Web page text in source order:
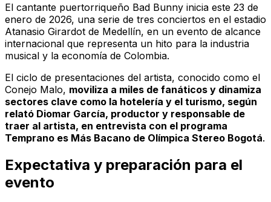
El cantante puertorriqueño Bad Bunny inicia este 23 de
enero de 2026, una serie de tres conciertos en el estadio
Atanasio Girardot de Medellín, en un evento de alcance
internacional que representa un hito para la industria
musical y la economía de Colombia.
El ciclo de presentaciones del artista, conocido como el
Conejo Malo, moviliza a miles de fanáticos y dinamiza
sectores clave como la hotelería y el turismo, según
relató Diomar García, productor y responsable de
traer al artista, en entrevista con el programa
Temprano es Más Bacano de Olímpica Stereo Bogotá.
Expectativa y preparación para el
evento